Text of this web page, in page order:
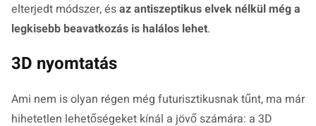
elterjedt módszer, ésaz antiszeptikus elvek nélkül még a
legkisebb beavatkozás is halálos lehet.
3D nyomtatás
Ami nem is olyan régen még futurisztikusnak tűnt, ma már
hihetetlen lehetőségeket kínál a jövő számára: a 3D